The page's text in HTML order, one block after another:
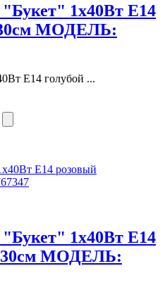
1х40Вт Е14
МОДЕЛЬ:
Е14 голубой ...
1х40Вт Е14
МОДЕЛЬ: